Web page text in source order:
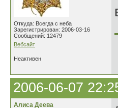
Откуда: Всегда с неба
Зарегистрирован: 2006-03-16
Сообщений: 12479
Вебсайт
Неактивен
2006-06-07
Алиса Деева